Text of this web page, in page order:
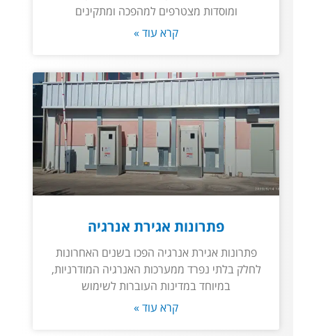
ומוסדות מצטרפים למהפכה ומתקינים
קרא עוד »
פתרונות אגירת אנרגיה
פתרונות אגירת אנרגיה הפכו בשנים האחרונות
לחלק בלתי נפרד ממערכות האנרגיה המודרניות,
במיוחד במדינות העוברות לשימוש
קרא עוד »